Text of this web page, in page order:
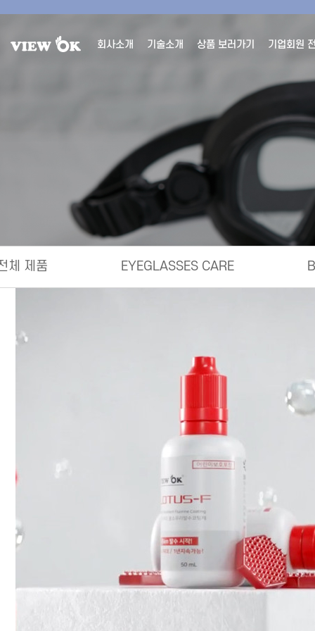
회사소개 기술소개 상품 보러가기 기업회원
체 제품 EYEGLASSES CARE